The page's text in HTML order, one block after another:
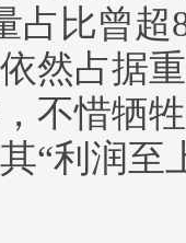
占比曾
然占据
不惜牺
“利润至